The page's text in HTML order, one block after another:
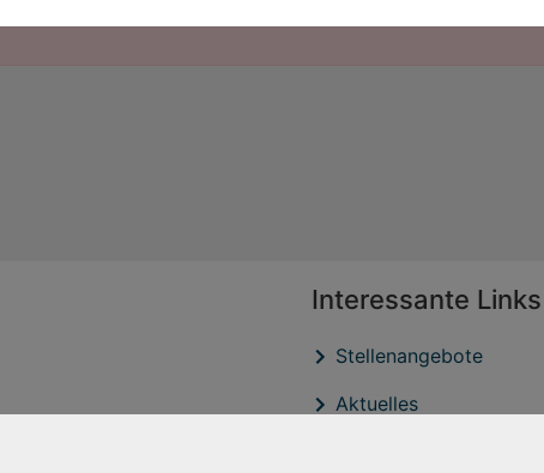
Interessante Links
Stellenangebote
Aktuelles